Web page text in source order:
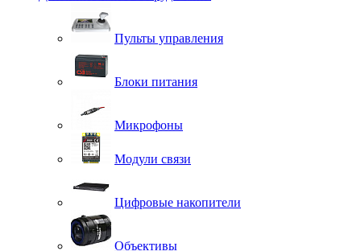
Пульты управления
Блоки питания
Микрофоны
Модули связи
Цифровые накопители
Объективы